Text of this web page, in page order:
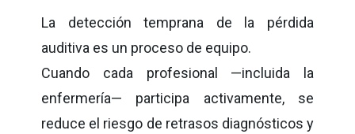
La detección temprana de la pérdida
auditiva es un proceso de equipo.
Cuando cada profesional —incluida la
enfermería— participa activamente, se
reduce el riesgo de retrasos diagnósticos y